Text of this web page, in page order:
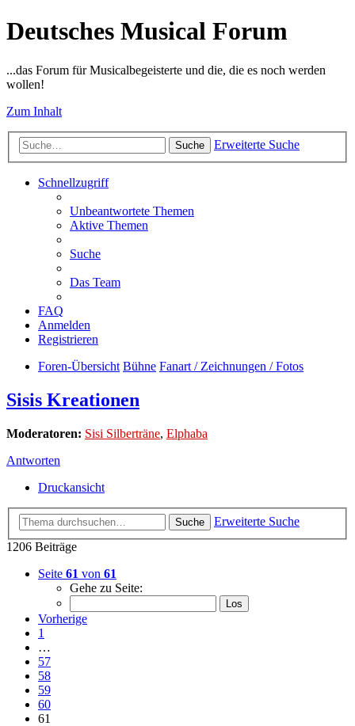
Deutsches Musical Forum
...das Forum für Musicalbegeisterte und die, die es noch werden
wollen!
Zum Inhalt
Suche Erweiterte Suche
Schnellzugriff
Unbeantwortete Themen
Aktive Themen
Suche
Das Team
FAQ
Anmelden
Registrieren
Foren-Übersicht Bühne Fanart / Zeichnungen / Fotos
Sisis Kreationen
Moderatoren: Sisi Silberträne, Elphaba
Antworten
Druckansicht
Suche
Erweiterte Suche
1206 Beiträge
Seite 61 von 61
Gehe zu Seite:
Vorherige
1
…
57
58
59
60
61